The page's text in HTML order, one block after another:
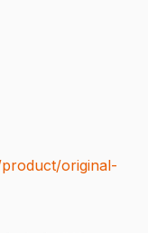
original-